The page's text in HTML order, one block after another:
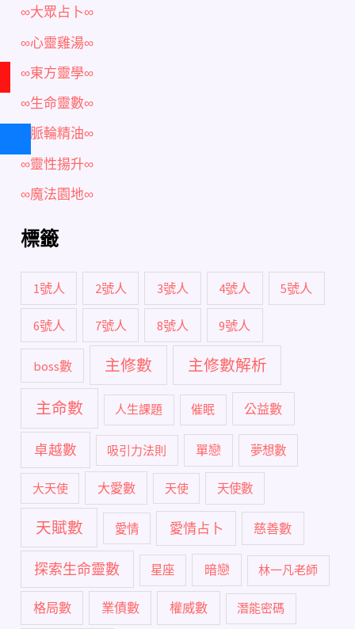
∞大眾占卜∞
∞心靈雞湯∞
∞東方靈學∞
∞生命靈數∞
∞脈輪精油∞
∞靈性揚升∞
∞魔法園地∞
標籤
1號人 2號人 3號人 4號人 5號人
6號人 7號人 8號人 9號人
boss數 主修數 主修數解析
主命數 人生課題 催眠 公益數
卓越數 吸引力法則 單戀 夢想數
大天使 大愛數 天使 天使數
天賦數 愛情 愛情占卜 慈善數
探索生命靈數 星座 暗戀 林一凡老師
格局數 業債數 權威數 潛能密碼